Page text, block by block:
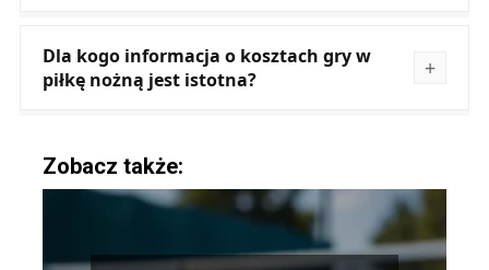
Dla kogo informacja o kosztach gry w
piłkę nożną jest istotna?
Zobacz także: